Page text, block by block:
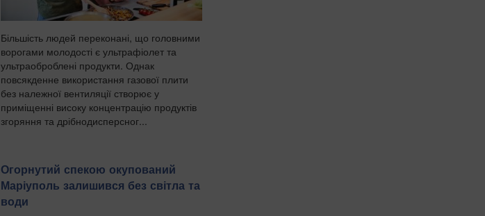
Більшість людей переконані, що головними
ворогами молодості є ультрафіолет та
ультраоброблені продукти. Однак
повсякденне використання газової плити
без належної вентиляції створює у
приміщенні високу концентрацію продуктів
згоряння та дрібнодисперсног...
Огорнутий спекою окупований
Маріуполь залишився без світла та
води